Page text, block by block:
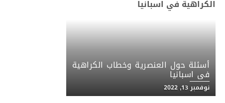
أسئلة حول العنصرية وخطاب الكراهية
في اسبانيا
نوفمبر 13, 2022